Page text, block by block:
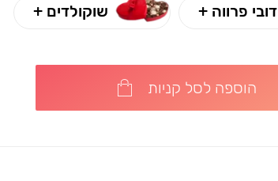
דובי פרווה + שוקולדים +
הוספה לסל קניות